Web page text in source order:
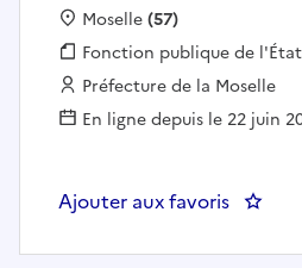
Localisation :
Moselle(57)
Fonction publique :
Fonction publique de l'État
Employeur :
Préfecture de la Moselle
En ligne depuis le 22 juin
Ajouter aux favoris :